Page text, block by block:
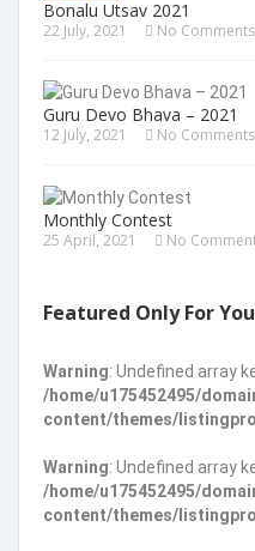
Bonalu Utsav 2021
22 July, 2021 No Comments
Guru Devo Bhava – 2021
12 July, 2021 No Comments
Monthly Contest
25 April, 2021 No
Featured Only For You
Warning: Undefined array
/home/u175452495/
content/themes/
Warning: Undefined array
/home/u175452495/
content/themes/